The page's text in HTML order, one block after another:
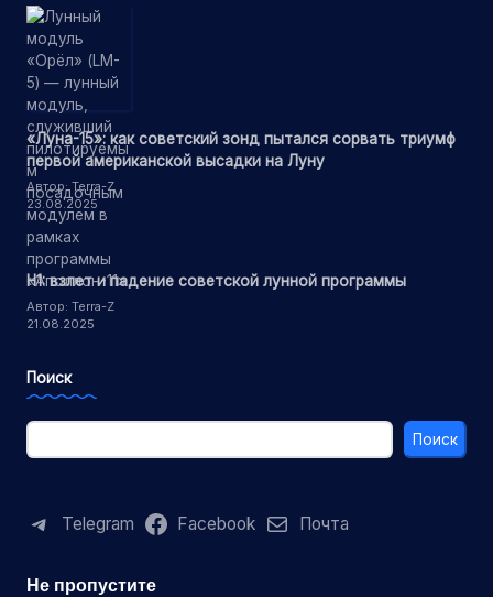
«Луна-15»: как советский зонд пытался сорвать триумф
первой американской высадки на Луну
Автор: Terra-Z
23.08.2025
Н1: взлет и падение советской лунной программы
Автор: Terra-Z
21.08.2025
Поиск
Поиск
Telegram Facebook Почта
Не пропустите